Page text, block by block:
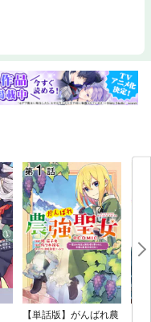
【単話版】がんばれ農